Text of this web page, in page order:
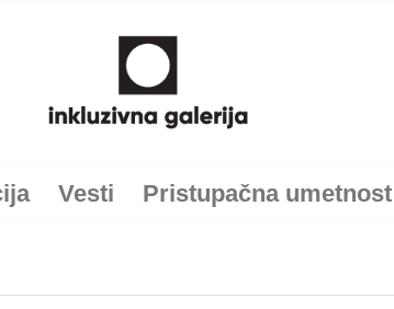
Vesti Pristupačna umetnost